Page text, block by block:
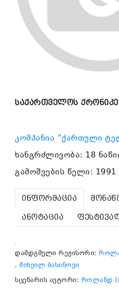
საქართველოს
კომპანია ”ქართული
ხანგრძლივობა: 18
გამოშვების წელი: 1991
ინფორმაცია
ანოტაცია
.
დამდგმელი რეჟისორი:
, მიხეილ ბასინოვი
სცენარის ავტორი: როლანდ